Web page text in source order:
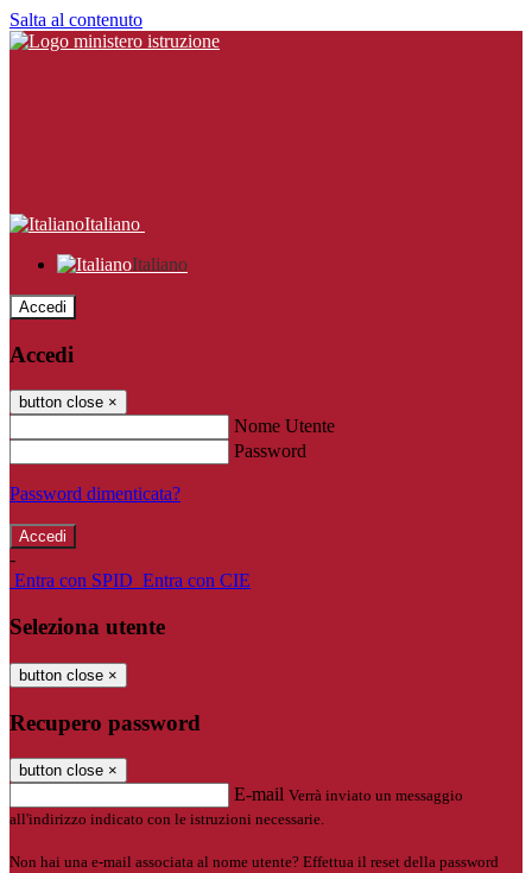
Salta al contenuto
Italiano
Italiano
Accedi
Accedi
button close ×
Nome Utente
Password
Password dimenticata?
-
Entra con SPID Entra con CIE
Seleziona utente
button close ×
Recupero password
button close ×
E-mail Verrà inviato un messaggio
all'indirizzo indicato con le istruzioni necessarie.
Non hai una e-mail associata al nome utente? Effettua il reset della password